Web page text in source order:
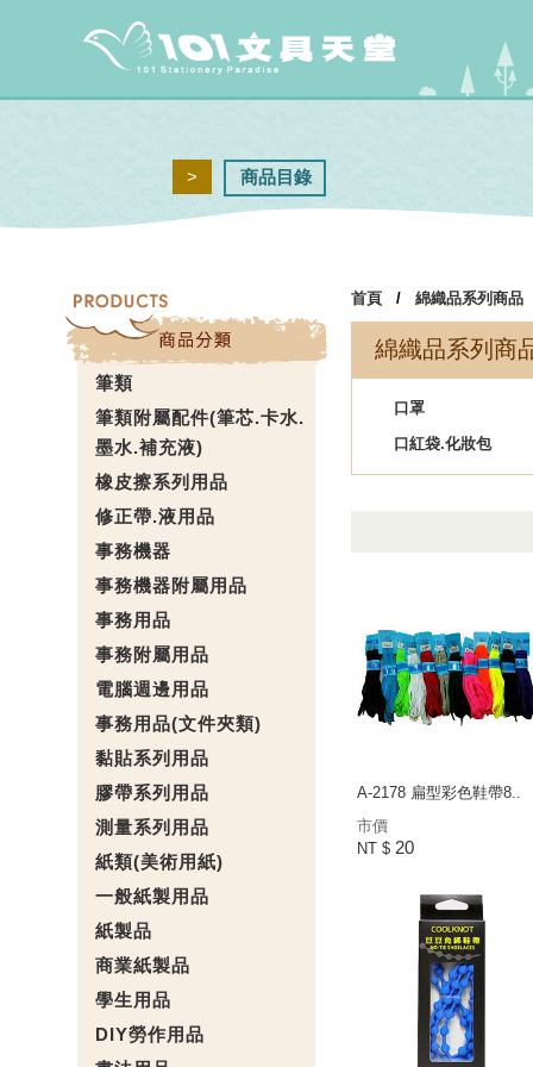
> 商品目錄
筆類
筆類附屬配件(筆芯.卡水.
墨水.補充液)
橡皮擦系列用品
修正帶.液用品
事務機器
事務機器附屬用品
事務用品
事務附屬用品
電腦週邊用品
事務用品(文件夾類)
黏貼系列用品
膠帶系列用品
測量系列用品
紙類(美術用紙)
一般紙製用品
紙製品
商業紙製品
學生用品
DIY勞作用品
首頁 / 綿織品系列商品
綿織品系列商
口罩
口紅袋.化妝包
A-2178 扁型彩色鞋帶8..
市價
NT $ 20